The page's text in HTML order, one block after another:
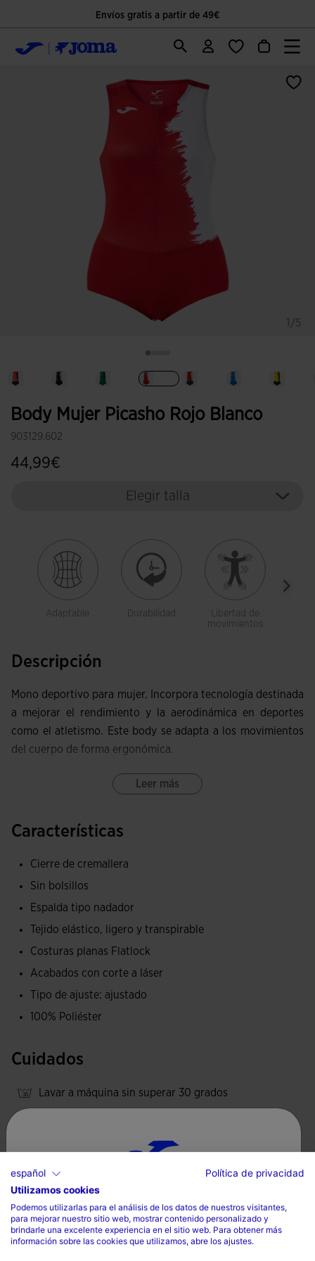
Envíos gratis a partir de 49€
Body Mujer Picasho Rojo Blanco
903129.602
44,99€
Elegir talla
Adaptable Durabilidad
Libertad de
movimientos
Descripción
Mono deportivo para mujer. Incorpora tecnología destinada
a mejorar el rendimiento y la aerodinámica en deportes
como el atletismo. Este body se adapta a los movimientos
del cuerpo de forma ergonómica.
Parte superior con media cremallera invisible incorporada
de fricción y no añadir peso extra a la prenda.
Parte inferior elaborada con costuras planas FLATLOCK,
que previene las rozaduras en la piel y eleva el confort.
funciona como una segunda piel. Su rápido secado regula
la acumulación de humedad.
Logotipo Joma en printing.
Leer más
Características
Cierre de cremallera
Sin bolsillos
Espalda tipo nadador
Tejido elástico, ligero y transpirable
Costuras planas Flatlock
Acabados con corte a láser
Tipo de ajuste: ajustado
100% Poliéster
Cuidados
Lavar a máquina sin superar 30 grados
No limpiar en seco
Selecciona tu país e idioma
País
España
español
Política de privacidad
Utilizamos cookies
Podemos utilizarlas para el análisis de los datos de nuestros visitantes,
para mejorar nuestro sitio web, mostrar contenido personalizado y
brindarle una excelente experiencia en el sitio web. Para obtener más
información sobre las cookies que utilizamos, abre los ajustes.